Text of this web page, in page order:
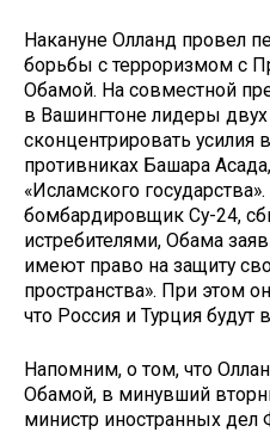
Накануне Олланд провел
борьбы с терроризмом с
Обамой. На совместной
в Вашингтоне лидеры
сконцентрировать усилия
противниках Башара
«Исламского
бомбардировщик Су-24,
истребителями, Обама
имеют право на защиту
пространства». При этом
что Россия и Турция будут
Напомним, о том, что
Обамой, в минувший
министр иностранных